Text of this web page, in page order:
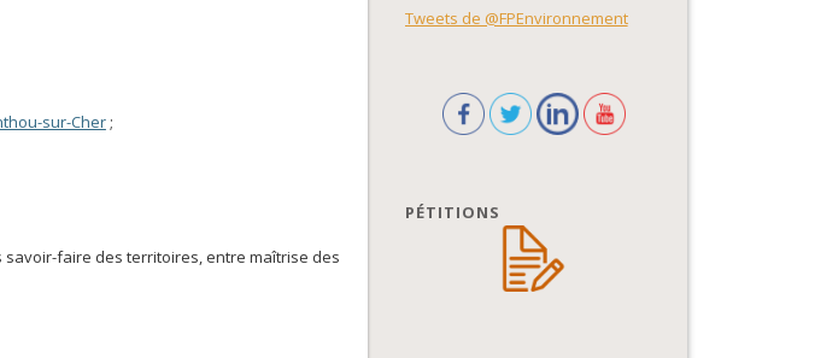
sur-Cher;
savoir-faire des territoires, entre maîtrise des
Tweets de @FPEnvironnement
PÉTITIONS